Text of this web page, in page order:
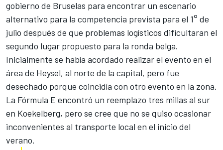
gobierno de Bruselas para encontrar un escenario
alternativo para la competencia prevista para el 1° de
julio después de que problemas logísticos dificultaran el
segundo lugar propuesto para la ronda belga.
Inicialmente se había acordado realizar el evento en el
área de Heysel, al norte de la capital, pero fue
desechado porque coincidía con otro evento en la zona.
La Fórmula E encontró un reemplazo tres millas al sur
en Koekelberg, pero se cree que no se quiso ocasionar
inconvenientes al transporte local en el inicio del
verano.